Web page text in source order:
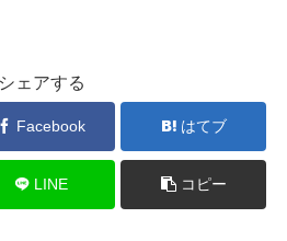
シェアする
Facebook はてブ
LINE コピー